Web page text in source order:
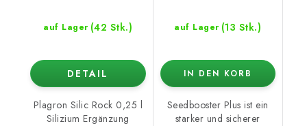
auf Lager (42 Stk.)
DETAIL
Plagron Silic Rock 0,25 l
Silizium Ergänzung
auf Lager (13 Stk.)
IN DEN KORB
Seedbooster Plus ist ein
starker und sicherer